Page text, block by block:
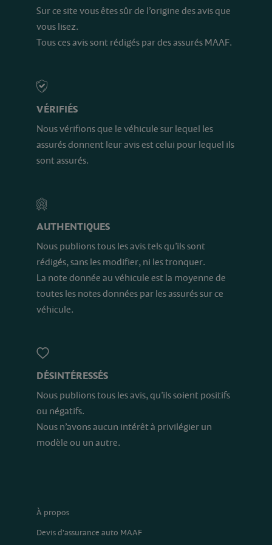
Sur ce site vous êtes sûr de l’origine des avis que
vous lisez.
Tous ces avis sont rédigés par des assurés MAAF.
VÉRIFIÉS
Nous vérifions que le véhicule sur lequel les
assurés donnent leur avis est celui pour lequel ils
sont assurés.
AUTHENTIQUES
Nous publions tous les avis tels qu’ils sont
rédigés, sans les modifier, ni les tronquer.
La note donnée au véhicule est la moyenne de
toutes les notes données par les assurés sur ce
véhicule.
DÉSINTÉRESSÉS
Nous publions tous les avis, qu’ils soient positifs
ou négatifs.
Nous n’avons aucun intérêt à privilégier un
modèle ou un autre.
À propos
Devis d'assurance auto MAAF